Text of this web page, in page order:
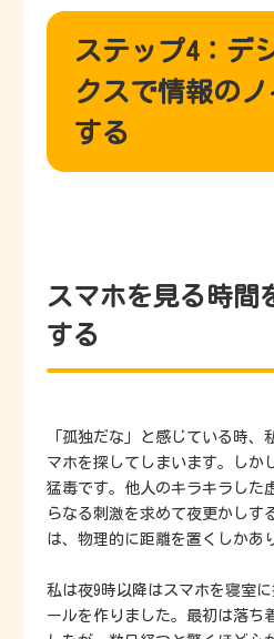
ステップ4：デ
クスで情報の
する
スマホを見る時間
する
「孤独だな」と感じている時、
マホを探してしまいます。しか
猛毒です。他人のキラキラした
らなる刺激を求めて夜更かしす
は、物理的に距離を置くしかあ
私は夜9時以降はスマホを寝室
ールを作りました。最初は落ち